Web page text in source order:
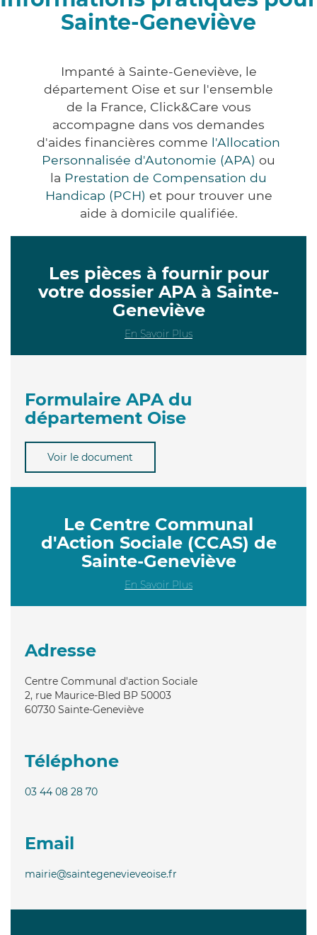
Sainte-Geneviève
Impanté à Sainte-Geneviève, le
département Oise et sur l'ensemble
de la France, Click&Care vous
accompagne dans vos demandes
d'aides financières comme l'Allocation
Personnalisée d'Autonomie (APA) ou
la Prestation de Compensation du
Handicap (PCH) et pour trouver une
aide à domicile qualifiée.
Les pièces à fournir pour
votre dossier APA à Sainte-
Geneviève
En Savoir Plus
Formulaire APA du
département Oise
Voir le document
Le Centre Communal
d'Action Sociale (CCAS) de
Sainte-Geneviève
En Savoir Plus
Adresse
Centre Communal d'action Sociale
2, rue Maurice-Bled BP 50003
60730 Sainte-Geneviève
Téléphone
03 44 08 28 70
Email
mairie@saintegenevieveoise.fr